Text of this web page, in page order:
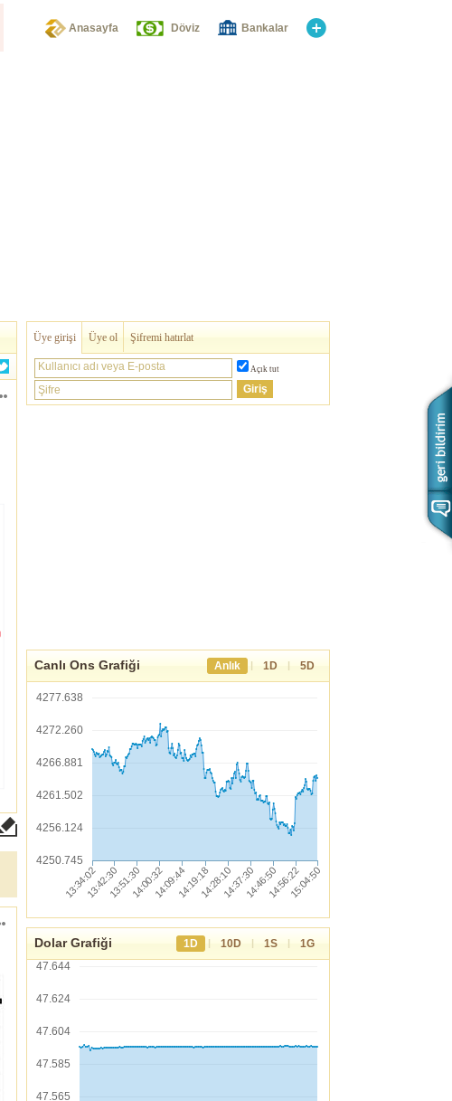
Anasayfa Döviz Bankalar
Üye girişi Üye ol Şifremi hatırlat
Kullanıcı adı veya E-posta Açık tut
Şifre
Canlı Ons Grafiği Anlık | 1D | 5D
4277.638
4272.260
4266.881
4261.502
4256.124
4250.745
Dolar Grafiği 1D | 10D | 1S |
1G
47.644
47.624
47.604
47.585
47.565